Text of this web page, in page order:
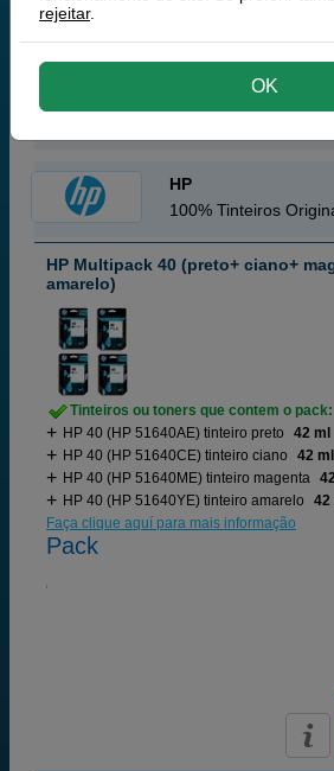
HP
100% Tinteiros
HP Multipack 40 (preto+ ciano+
amarelo)
Tinteiros ou toners que contem o pack:
HP 40 (HP 51640AE) tinteiro preto
42 ml
HP 40 (HP 51640CE) tinteiro ciano
42 ml
HP 40 (HP 51640ME) tinteiro magenta
HP 40 (HP 51640YE) tinteiro amarelo
42
Faça clique aquí para mais informação
Pack
rejeitar.
OK